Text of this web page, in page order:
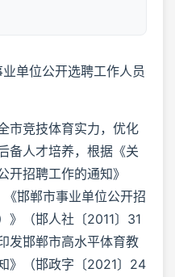
单位公开选聘工作人员
市竞技体育实力，优化
备人才培养，根据《关
开招聘工作的通知》
《邯郸市事业单位公开招
》（邯人社〔2011〕31
发邯郸市高水平体育教
》（邯政字〔2021〕24